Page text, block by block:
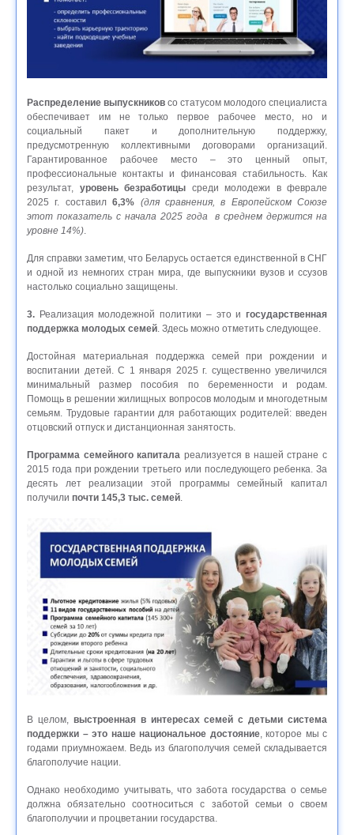
Распределение выпускников со статусом молодого специалиста
обеспечивает им не только первое рабочее место, но и
социальный пакет и дополнительную поддержку,
предусмотренную коллективными договорами организаций.
Гарантированное рабочее место – это ценный опыт,
профессиональные контакты и финансовая стабильность. Как
результат, уровень безработицы среди молодежи в феврале
2025 г. составил6,3% (для сравнения, в Европейском Союзе
этот показатель с начала 2025 года в среднем держится на
уровне 14%).
Для справки заметим, что Беларусь остается единственной в СНГ
и одной из немногих стран мира, где выпускники вузов и ссузов
настолько социально защищены.
3. Реализация молодежной политики – это игосударственная
поддержка молодых семей. Здесь можно отметить следующее.
Достойная материальная поддержка семей при рождении и
воспитании детей. С 1 января 2025 г. существенно увеличился
минимальный размер пособия по беременности и родам.
Помощь в решении жилищных вопросов молодым и многодетным
семьям. Трудовые гарантии для работающих родителей: введен
отцовский отпуск и дистанционная занятость.
Программа семейного капитала реализуется в нашей стране с
2015 года при рождении третьего или последующего ребенка. За
десять лет реализации этой программы семейный капитал
получили почти 145,3 тыс. семей.
В целом, выстроенная в интересах семей с детьми система
поддержки – это наше национальное достояние, которое мы с
годами приумножаем. Ведь из благополучия семей складывается
благополучие нации.
Однако необходимо учитывать, что забота государства о семье
должна обязательно соотноситься с заботой семьи о своем
благополучии и процветании государства.